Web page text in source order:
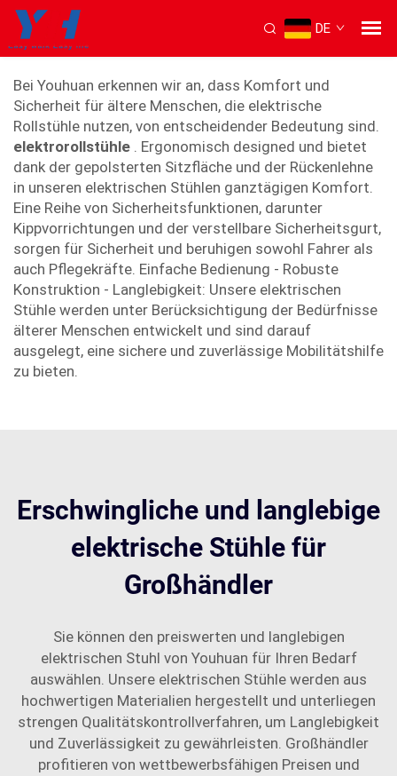
DE
elektrischer Stuhl für Senioren
Bei Youhuan erkennen wir an, dass Komfort und
Sicherheit für ältere Menschen, die elektrische
Rollstühle nutzen, von entscheidender Bedeutung sind.
elektrorollstühle . Ergonomisch designed und bietet
dank der gepolsterten Sitzfläche und der Rückenlehne
in unseren elektrischen Stühlen ganztägigen Komfort.
Eine Reihe von Sicherheitsfunktionen, darunter
Kippvorrichtungen und der verstellbare Sicherheitsgurt,
sorgen für Sicherheit und beruhigen sowohl Fahrer als
auch Pflegekräfte. Einfache Bedienung - Robuste
Konstruktion - Langlebigkeit: Unsere elektrischen
Stühle werden unter Berücksichtigung der Bedürfnisse
älterer Menschen entwickelt und sind darauf
ausgelegt, eine sichere und zuverlässige Mobilitätshilfe
zu bieten.
Erschwingliche und langlebige
elektrische Stühle für
Großhändler
Sie können den preiswerten und langlebigen
elektrischen Stuhl von Youhuan für Ihren Bedarf
auswählen. Unsere elektrischen Stühle werden aus
hochwertigen Materialien hergestellt und unterliegen
strengen Qualitätskontrollverfahren, um Langlebigkeit
und Zuverlässigkeit zu gewährleisten. Großhändler
profitieren von wettbewerbsfähigen Preisen und